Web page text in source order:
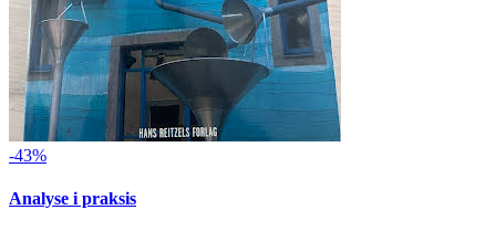
-43%
Analyse i praksis